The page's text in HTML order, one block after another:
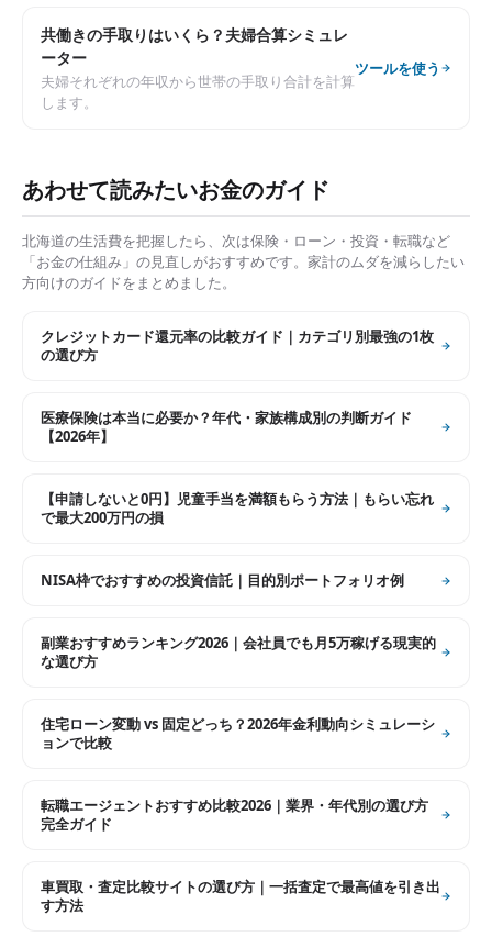
共働きの手取りはいくら？夫婦合算シミュレ
ーター
夫婦それぞれの年収から世帯の手取り合計を計算
します。
ツールを使う
あわせて読みたいお金のガイド
北海道の生活費を把握したら、次は保険・ローン・投資・転職など
「お金の仕組み」の見直しがおすすめです。家計のムダを減らしたい
方向けのガイドをまとめました。
クレジットカード還元率の比較ガイド｜カテゴリ別最強の1枚
の選び方
医療保険は本当に必要か？年代・家族構成別の判断ガイド
【2026年】
【申請しないと0円】児童手当を満額もらう方法｜もらい忘れ
で最大200万円の損
NISA枠でおすすめの投資信託｜目的別ポートフォリオ例
副業おすすめランキング2026｜会社員でも月5万稼げる現実的
な選び方
住宅ローン変動 vs 固定どっち？2026年金利動向シミュレーシ
ョンで比較
転職エージェントおすすめ比較2026｜業界・年代別の選び方
完全ガイド
車買取・査定比較サイトの選び方｜一括査定で最高値を引き出
す方法